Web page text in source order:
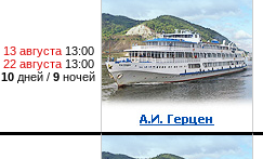
13 августа13:00
22 августа13:00
10 дней / 9 ночей